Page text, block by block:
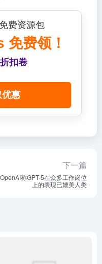
费资源包
费领！
扣卷
优惠
下一篇
OpenAI称GPT-5在众多工作岗位
上的表现已媲美人类